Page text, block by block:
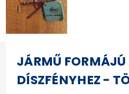
JÁRMŰ FORMÁJÚ
DÍSZFÉNYHEZ -